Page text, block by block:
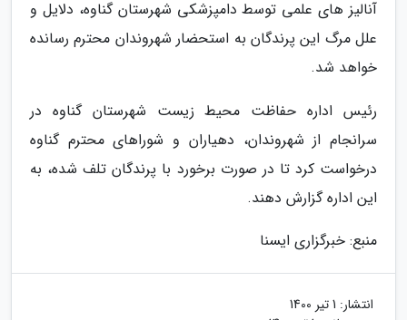
آنالیز های علمی توسط دامپزشکی شهرستان گناوه، دلایل و
علل مرگ این پرندگان به استحضار شهروندان محترم رسانده
خواهد شد.
رئیس اداره حفاظت محیط زیست شهرستان گناوه در
سرانجام از شهروندان، دهیاران و شوراهای محترم گناوه
درخواست کرد تا در صورت برخورد با پرندگان تلف شده، به
این اداره گزارش دهند.
منبع: خبرگزاری ایسنا
انتشار: 1 تیر 1400